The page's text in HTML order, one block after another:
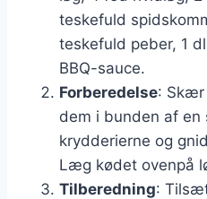
teskefuld
teskefuld peber, 1
BBQ-sauce.
Forberedelse: Skær
dem i bunden af en
krydderierne og
Læg kødet ovenpå
Tilberedning: